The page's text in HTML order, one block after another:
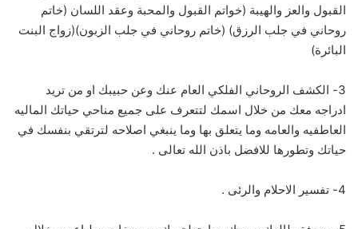
القبول والعز والهيبة (خواتم القبول والمحبة وعقد اللسان (خاتم
روحاني في جلب الرزق) (خاتم روحاني في جلب الزبون)(زواج البنت
البائرة)
3- الكشف الروحاني الفلكي العام عنك وعن حبيبك او من تريد
ادراجه معك من خلال اسمك لتتعرف على جميع مناحي حياتك الماليه
العاطفيه والعامه وما يتعلق بها وما ينبغي اصلاحه لترتقي بنفسك في
حياتك وتطورها للافضل باذن الله تعالى .
4- تفسير الاحلام والرئى .